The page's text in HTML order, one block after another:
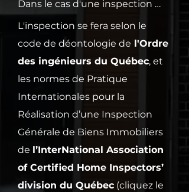
locaux des services communs
et techniques,
• le garage avec tous ses
équipements : structures,
surfaces au sol et plafonds,
accès, drainage, ventilation et
chauffage, sécurité incendie,
éclairage...
• les caves, le gros œuvre des
bâtiments, les revêtements
extérieurs, et le toit
• les équipements et les
appareils communs, tel les
Dans le cas d'une inspection
pré-réception effectuée dans le
cadre de la GCR: Garantie
construction résidentielle,
Le formulaire d'inspection pré-
au cours de la visite et au terme
de l'inspection l'entrepreneur, le
représentant du syndicat de la
copropriété et un professionnel
signent le formulaire.
L'inspection se fera selon le
code de déontologie de l'Ordre
des ingénieurs du Québec, et
les normes de Pratique
Internationales pour la
Réalisation d’une Inspection
Générale de Biens Immobiliers
de l’InterNational Association
of Certified Home Inspectors’
division du Québec (cliquez le